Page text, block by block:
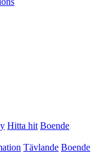
Hitta hit Boende
Tävlande Boende